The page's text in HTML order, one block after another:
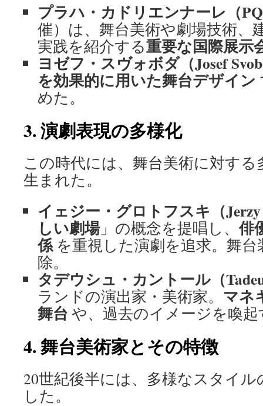
プラハ・カドリエンナーレ（
催）は、舞台美術や劇場技術、
実践を紹介する重要な国際展示
ヨゼフ・スヴォボダ（Josef
を効果的に用いた舞台デザイン
めた。
3. 演劇表現の多様化
この時代には、舞台美術に対す
生まれた。
イェジー・グロトフスキ（
しい劇場」の概念を提唱し、俳
係を重視した演劇を追求。舞台
除。
タデウシュ・カントール（
ランドの演出家・美術家。 マネ
舞台 や、過去のイメージを喚
4. 舞台美術家とその特徴
20世紀後半には、多様なスタイ
した。